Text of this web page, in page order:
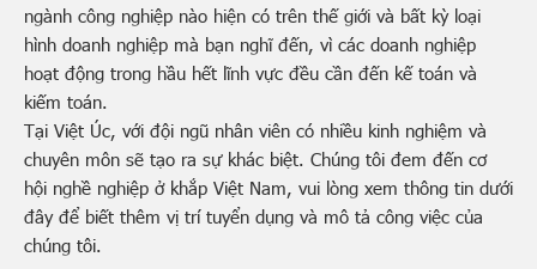
ngành công nghiệp nào hiện có trên thế giới và bất kỳ loại
hình doanh nghiệp mà bạn nghĩ đến, vì các doanh nghiệp
hoạt động trong hầu hết lĩnh vực đều cần đến kế toán và
kiếm toán.
Tại Việt Úc, với đội ngũ nhân viên có nhiều kinh nghiệm và
chuyên môn sẽ tạo ra sự khác biệt. Chúng tôi đem đến cơ
hội nghề nghiệp ở khắp Việt Nam, vui lòng xem thông tin dưới
đây để biết thêm vị trí tuyển dụng và mô tả công việc của
chúng tôi.